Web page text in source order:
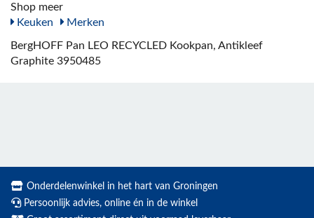
Shop meer
Keuken
Merken
BergHOFF Pan LEO RECYCLED Kookpan, Antikleef
Graphite 3950485
Onderdelenwinkel in het hart van Groningen
Persoonlijk advies, online én in de winkel